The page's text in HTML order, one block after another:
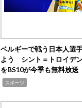
ベルギーで戦う日本人選
よう シント＝トロイデ
をBS10が今季も無料放送
スポーツ